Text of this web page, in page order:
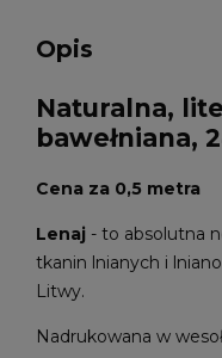
Opis
Naturalna,
bawełniana,
Cena za 0,5 metra
Lenaj - to absolutna
tkanin lnianych i
Litwy.
Nadrukowana w